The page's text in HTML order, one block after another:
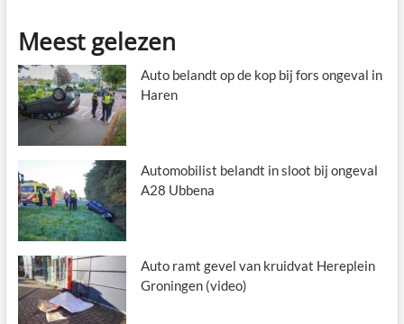
Meest gelezen
Auto belandt op de kop bij fors ongeval in
Haren
Automobilist belandt in sloot bij ongeval
A28 Ubbena
Auto ramt gevel van kruidvat Hereplein
Groningen (video)